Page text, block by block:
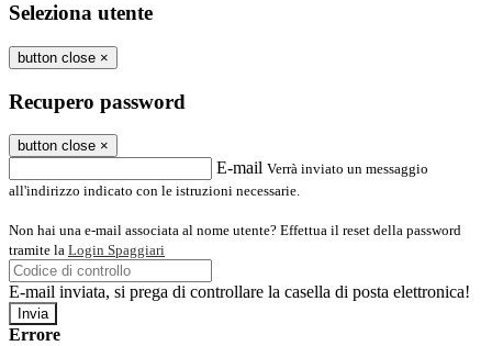
Seleziona utente
button close ×
Recupero password
button close ×
E-mail Verrà inviato un messaggio
all'indirizzo indicato con le istruzioni necessarie.
Non hai una e-mail associata al nome utente? Effettua il reset della password
tramite la Login Spaggiari
E-mail inviata, si prega di controllare la casella di posta elettronica!
Errore